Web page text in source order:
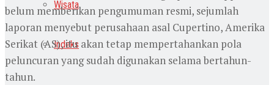
Wisata
Indeks
belum memberikan pengumuman resmi, sejumlah
laporan menyebut perusahaan asal Cupertino, Amerika
Serikat (AS), itu akan tetap mempertahankan pola
peluncuran yang sudah digunakan selama bertahun-
tahun.